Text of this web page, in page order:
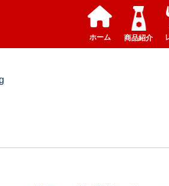
ホーム 商品紹介